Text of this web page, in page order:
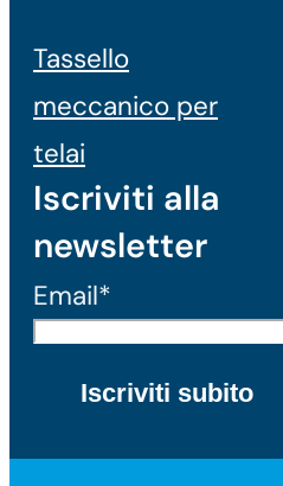
Tassello
meccanico per
telai
Iscriviti alla
newsletter
Email*